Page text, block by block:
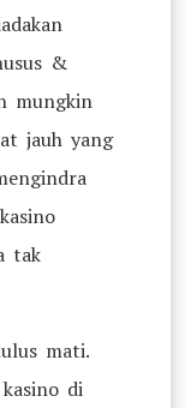
&
mungkin
jauh yang
tak
mati.
di